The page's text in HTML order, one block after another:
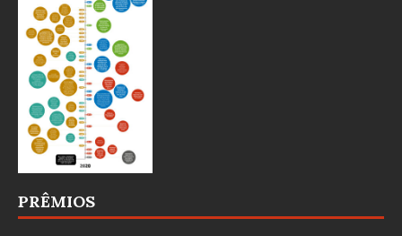
PRÊMIOS